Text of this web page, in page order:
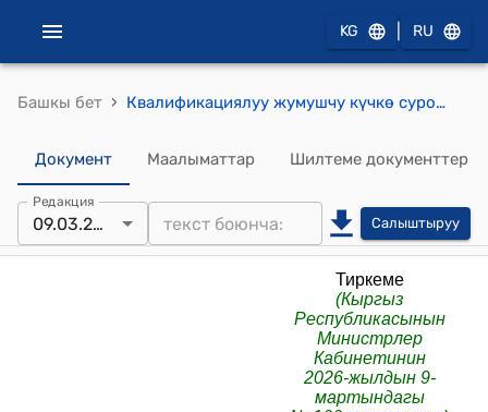
KG RU
Башкы бет › Квалификациялуу жумушчу күчкө суроо-талапты талдоо жана болжолдоо ТАРТИБИ
Документ Маалыматтар Шилтеме документтер
Редакция
09.03.2026 Салыштыруу